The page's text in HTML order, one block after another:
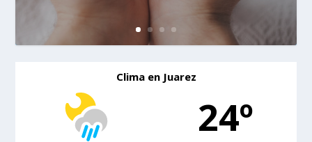
Clima en Juarez
24º